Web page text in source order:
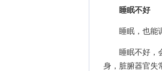
睡眠不好
睡眠，也能调
睡眠不好，会
身，脏腑器官失